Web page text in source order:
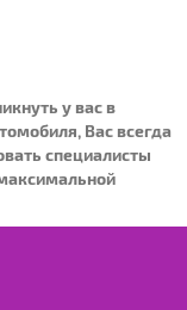
у вас в
Вас всегда
специалисты